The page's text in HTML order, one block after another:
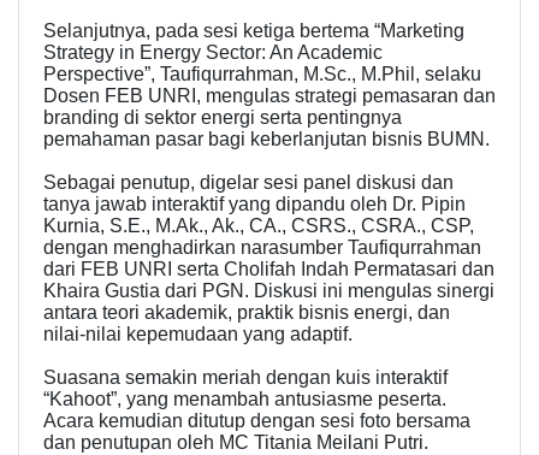
Selanjutnya, pada sesi ketiga bertema “Marketing
Strategy in Energy Sector: An Academic
Perspective”, Taufiqurrahman, M.Sc., M.Phil, selaku
Dosen FEB UNRI, mengulas strategi pemasaran dan
branding di sektor energi serta pentingnya
pemahaman pasar bagi keberlanjutan bisnis BUMN.
Sebagai penutup, digelar sesi panel diskusi dan
tanya jawab interaktif yang dipandu oleh Dr. Pipin
Kurnia, S.E., M.Ak., Ak., CA., CSRS., CSRA., CSP,
dengan menghadirkan narasumber Taufiqurrahman
dari FEB UNRI serta Cholifah Indah Permatasari dan
Khaira Gustia dari PGN. Diskusi ini mengulas sinergi
antara teori akademik, praktik bisnis energi, dan
nilai-nilai kepemudaan yang adaptif.
Suasana semakin meriah dengan kuis interaktif
“Kahoot”, yang menambah antusiasme peserta.
Acara kemudian ditutup dengan sesi foto bersama
dan penutupan oleh MC Titania Meilani Putri.